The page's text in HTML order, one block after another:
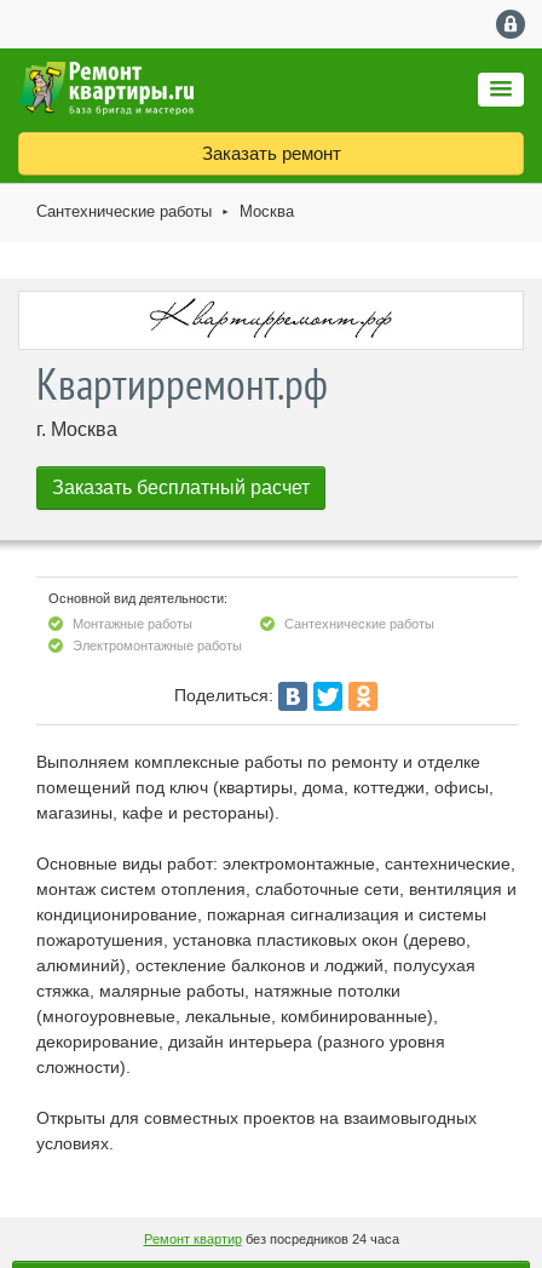
Заказать ремонт
Сантехнические работы ► Москва
Квартирремонт.рф
г. Москва
Основной вид деятельности:
Монтажные работы
Сантехнические работы
Электромонтажные работы
Поделиться:
Выполняем комплексные работы по ремонту и отделке
помещений под ключ (квартиры, дома, коттеджи, офисы,
магазины, кафе и рестораны).
Основные виды работ: электромонтажные, сантехнические,
монтаж систем отопления, слаботочные сети, вентиляция и
кондиционирование, пожарная сигнализация и системы
пожаротушения, установка пластиковых окон (дерево,
алюминий), остекление балконов и лоджий, полусухая
стяжка, малярные работы, натяжные потолки
(многоуровневые, лекальные, комбинированные),
декорирование, дизайн интерьера (разного уровня
сложности).
Открыты для совместных проектов на взаимовыгодных
условиях.
Ремонт квартирбез посредников 24 часа